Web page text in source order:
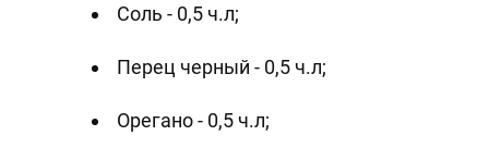
Соль - 0,5 ч.л;
Перец черный - 0,5 ч.л;
Орегано - 0,5 ч.л;